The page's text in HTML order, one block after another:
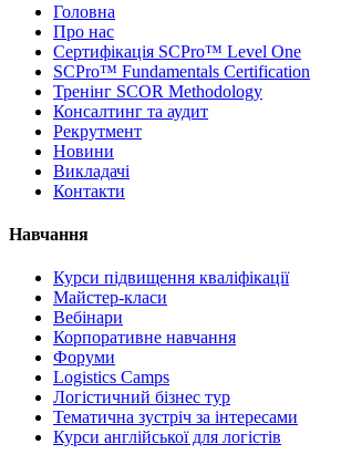
Головна
Про нас
Сертифікація SCPro™ Level One
SCPro™ Fundamentals Certification
Тренінг SCOR Methodology
Консалтинг та аудит
Рекрутмент
Новини
Викладачі
Контакти
Навчання
Курси підвищення кваліфікації
Майстер-класи
Вебінари
Корпоративне навчання
Форуми
Logistics Camps
Логістичний бізнес тур
Тематична зустріч за інтересами
Курси англійської для логістів